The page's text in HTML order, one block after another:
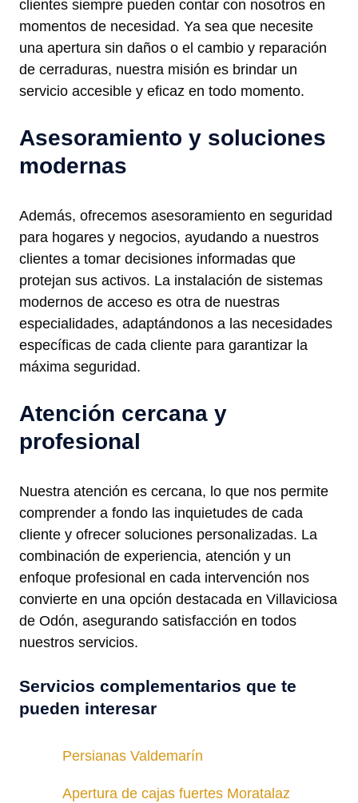
clientes siempre pueden contar con nosotros en
momentos de necesidad. Ya sea que necesite
una apertura sin daños o el cambio y reparación
de cerraduras, nuestra misión es brindar un
servicio accesible y eficaz en todo momento.
Asesoramiento y soluciones
modernas
Además, ofrecemos asesoramiento en seguridad
para hogares y negocios, ayudando a nuestros
clientes a tomar decisiones informadas que
protejan sus activos. La instalación de sistemas
modernos de acceso es otra de nuestras
especialidades, adaptándonos a las necesidades
específicas de cada cliente para garantizar la
máxima seguridad.
Atención cercana y
profesional
Nuestra atención es cercana, lo que nos permite
comprender a fondo las inquietudes de cada
cliente y ofrecer soluciones personalizadas. La
combinación de experiencia, atención y un
enfoque profesional en cada intervención nos
convierte en una opción destacada en Villaviciosa
de Odón, asegurando satisfacción en todos
nuestros servicios.
Servicios complementarios que te
pueden interesar
Persianas Valdemarín
Apertura de cajas fuertes Moratalaz